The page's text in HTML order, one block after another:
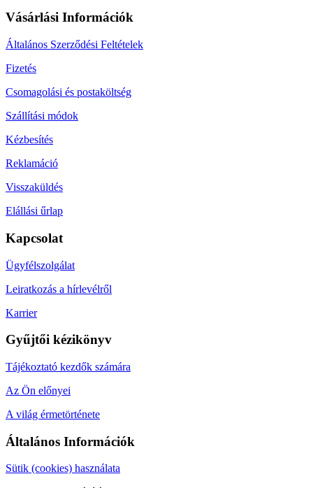
Vásárlási Információk
Általános Szerződési Feltételek
Fizetés
Csomagolási és postaköltség
Szállítási módok
Kézbesítés
Reklamáció
Visszaküldés
Elállási űrlap
Kapcsolat
Ügyfélszolgálat
Leiratkozás a hírlevélről
Karrier
Gyűjtői kézikönyv
Tájékoztató kezdők számára
Az Ön előnyei
A világ érmetörténete
Általános Információk
Sütik (cookies) használata